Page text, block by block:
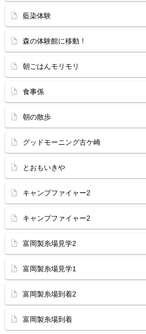
藍染体験
森の体験館に移動！
朝ごはんモリモリ
食事係
朝の散歩
グッドモーニング古ケ崎
とおもいきや
キャンプファイャー2
キャンプファイャー2
富岡製糸場見学2
富岡製糸場見学1
富岡製糸場到着2
富岡製糸場到着